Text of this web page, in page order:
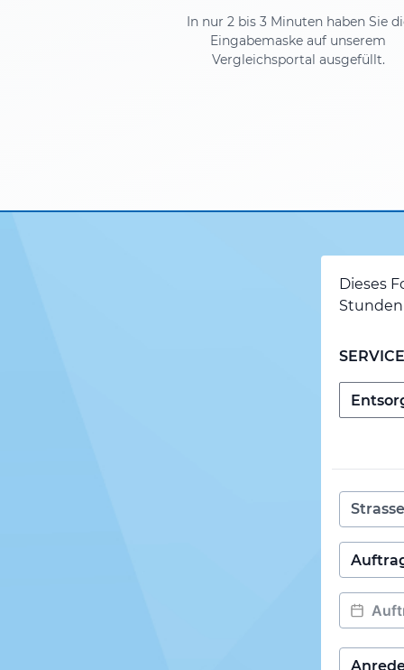
In nur 2 bis 3 Minuten haben Sie
Eingabemaske auf unserem
Vergleichsportal ausgefüllt.
Dieses